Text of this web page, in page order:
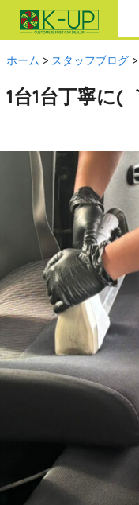
ホーム > スタッフブログ >
1台1台丁寧に(